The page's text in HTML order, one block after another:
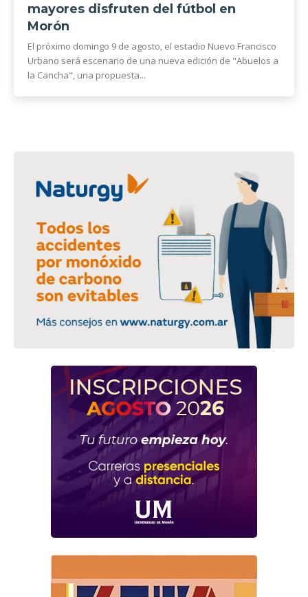
mayores disfruten del fútbol en
Morón
El próximo domingo 9 de agosto, el estadio Nuevo Francisco
Urbano será escenario de una nueva edición de "Abuelos a
la Cancha", una propuesta...